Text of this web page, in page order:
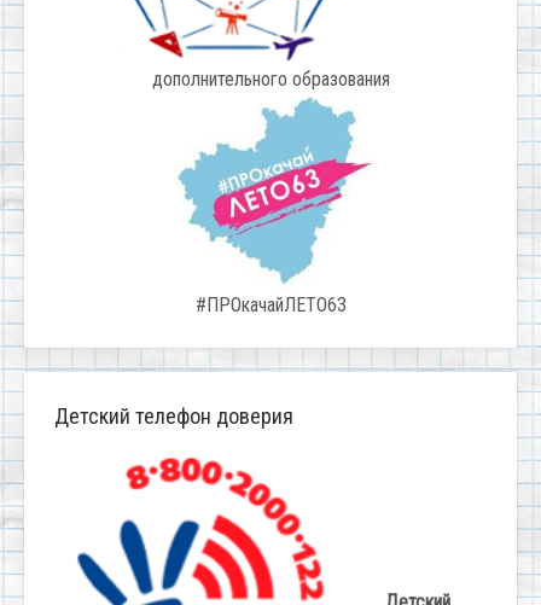
дополнительного образования
#ПРОкачайЛЕТО63
Детский телефон доверия